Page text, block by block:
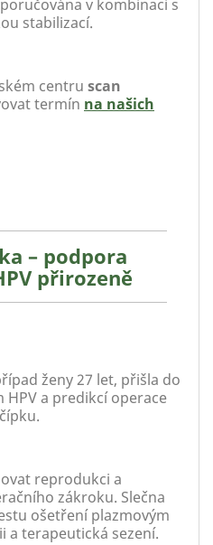
v kombinaci s
stabilizací.
centru scan
termín na našich
– podpora
přirozeně
ženy 27 let, přišla do
a predikcí operace
reprodukci a
zákroku. Slečna
ošetření plazmovým
terapeutická sezení.